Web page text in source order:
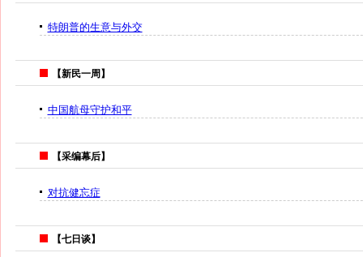
特朗普的生意与外交
【新民一周】
中国航母守护和平
【采编幕后】
对抗健忘症
【七日谈】